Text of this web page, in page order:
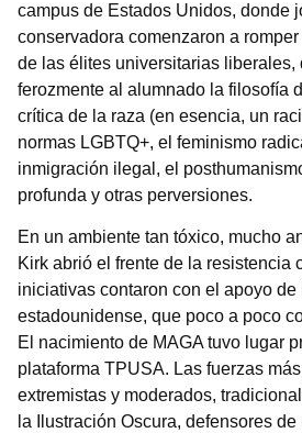
campus de Estados Unidos, donde
conservadora comenzaron a
de las élites universitarias liberales,
ferozmente al alumnado la filosofía
crítica de la raza (en esencia, un
normas LGBTQ+, el feminismo
inmigración ilegal, el
profunda y otras perversiones.
En un ambiente tan tóxico, mucho
Kirk abrió el frente de la resistencia
iniciativas contaron con el apoyo de
estadounidense, que poco a poco
El nacimiento de MAGA tuvo lugar
plataforma TPUSA. Las fuerzas
extremistas y moderados,
la Ilustración Oscura, defensores